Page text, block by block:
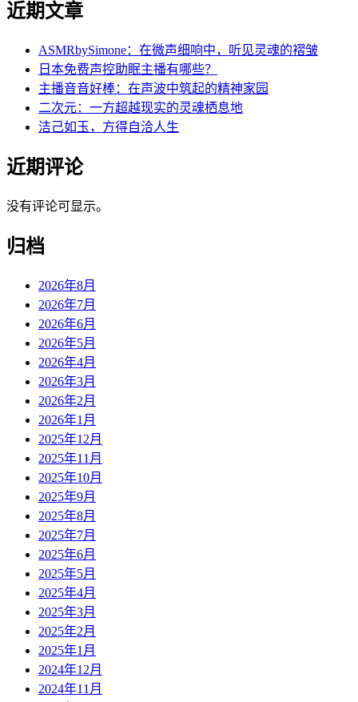
近期文章
ASMRbySimone：在微声细响中，听见灵魂的褶皱
日本免费声控助眠主播有哪些？
主播音音好棒：在声波中筑起的精神家园
二次元：一方超越现实的灵魂栖息地
洁己如玉，方得自洽人生
近期评论
没有评论可显示。
归档
2026年8月
2026年7月
2026年6月
2026年5月
2026年4月
2026年3月
2026年2月
2026年1月
2025年12月
2025年11月
2025年10月
2025年9月
2025年8月
2025年7月
2025年6月
2025年5月
2025年4月
2025年3月
2025年2月
2025年1月
2024年12月
2024年11月